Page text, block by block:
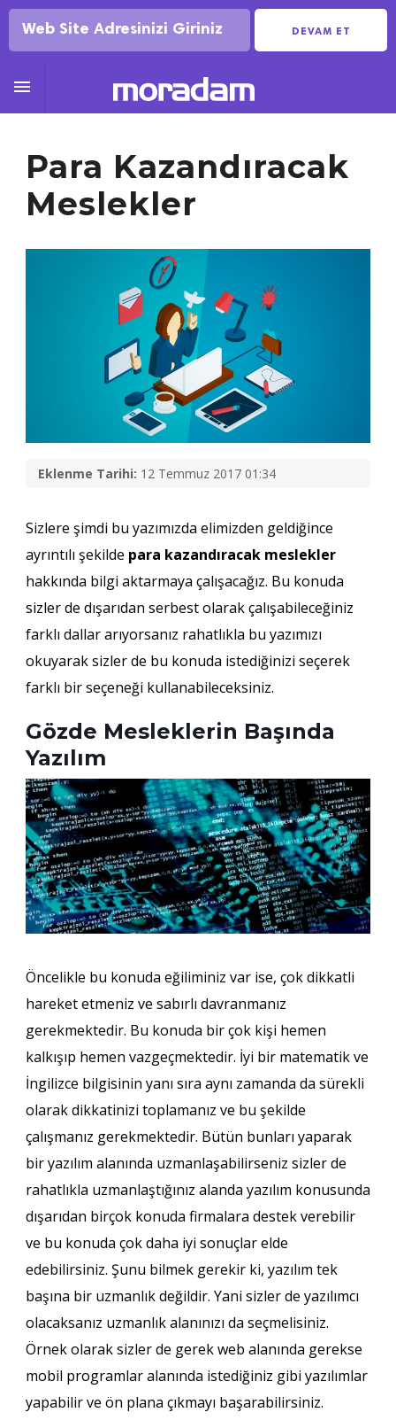
DEVAM ET

Para Kazandıracak
Meslekler
Eklenme Tarihi: 12 Temmuz 2017 01:34
Sizlere şimdi bu yazımızda elimizden geldiğince
ayrıntılı şekilde para kazandıracak meslekler
hakkında bilgi aktarmaya çalışacağız. Bu konuda
sizler de dışarıdan serbest olarak çalışabileceğiniz
farklı dallar arıyorsanız rahatlıkla bu yazımızı
okuyarak sizler de bu konuda istediğinizi seçerek
farklı bir seçeneği kullanabileceksiniz.
Gözde Mesleklerin Başında
Yazılım
Öncelikle bu konuda eğiliminiz var ise, çok dikkatli
hareket etmeniz ve sabırlı davranmanız
gerekmektedir. Bu konuda bir çok kişi hemen
kalkışıp hemen vazgeçmektedir. İyi bir matematik ve
İngilizce bilgisinin yanı sıra aynı zamanda da sürekli
olarak dikkatinizi toplamanız ve bu şekilde
çalışmanız gerekmektedir. Bütün bunları yaparak
bir yazılım alanında uzmanlaşabilirseniz sizler de
rahatlıkla uzmanlaştığınız alanda yazılım konusunda
dışarıdan birçok konuda firmalara destek verebilir
ve bu konuda çok daha iyi sonuçlar elde
edebilirsiniz. Şunu bilmek gerekir ki, yazılım tek
başına bir uzmanlık değildir. Yani sizler de yazılımcı
olacaksanız uzmanlık alanınızı da seçmelisiniz.
Örnek olarak sizler de gerek web alanında gerekse
mobil programlar alanında istediğiniz gibi yazılımlar
yapabilir ve ön plana çıkmayı başarabilirsiniz.